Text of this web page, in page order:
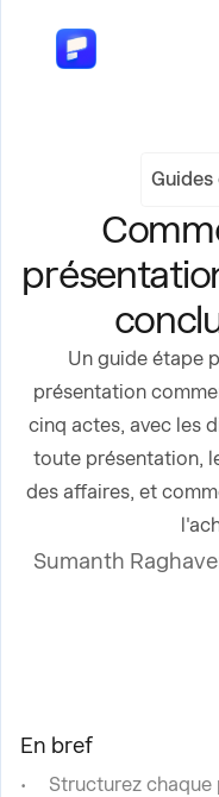
Un guide étape
présentation
cinq actes, avec les
toute présentation,
des affaires, et
Sumanth
En bref
Structurez